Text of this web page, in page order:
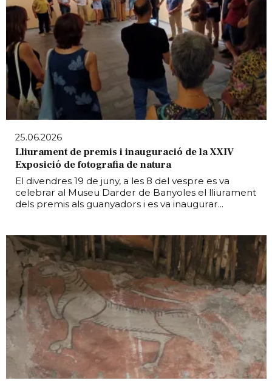
25.06.2026
Lliurament de premis i inauguració de la XXIV
Exposició de fotografia de natura
El divendres 19 de juny, a les 8 del vespre es va
celebrar al Museu Darder de Banyoles el lliurament
dels premis als guanyadors i es va inaugurar...